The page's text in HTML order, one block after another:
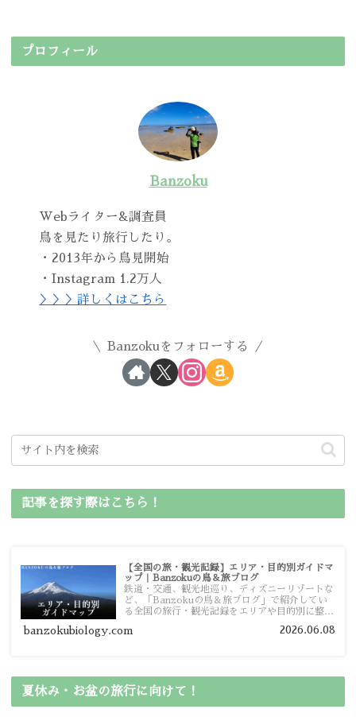
プロフィール
Banzoku
Webライター&調査員
鳥を見たり旅行したり。
・2013年から鳥見開始
・Instagram 1.2万人
＞＞＞詳しくはこちら
Banzokuをフォローする
記事を探す際はこちら！
【全国の旅・観光記録】エリア・目的別ガイドマ
ップ｜Banzokuの鳥＆旅ブログ
鉄道・交通、観光地巡り、ディズニーリゾートな
ど、「Banzokuの鳥＆旅ブログ」で紹介してい
る全国の旅行・観光記録をエリアや目的別に整理
ガイドマップからスムーズに見つけていただけま
banzokubiology.com 2026.06.08
夏休み・お盆の旅行に向けて！